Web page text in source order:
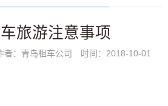
旅游注意事项
者：青岛租车公司 时间：2018-10-01